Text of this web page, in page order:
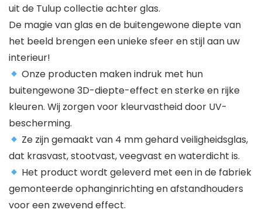
uit de Tulup collectie achter glas.
De magie van glas en de buitengewone diepte van
het beeld brengen een unieke sfeer en stijl aan uw
interieur!
Onze producten maken indruk met hun
buitengewone 3D-diepte-effect en sterke en rijke
kleuren. Wij zorgen voor kleurvastheid door UV-
bescherming.
Ze zijn gemaakt van 4 mm gehard veiligheidsglas,
dat krasvast, stootvast, veegvast en waterdicht is.
Het product wordt geleverd met een in de fabriek
gemonteerde ophanginrichting en afstandhouders
voor een zwevend effect.